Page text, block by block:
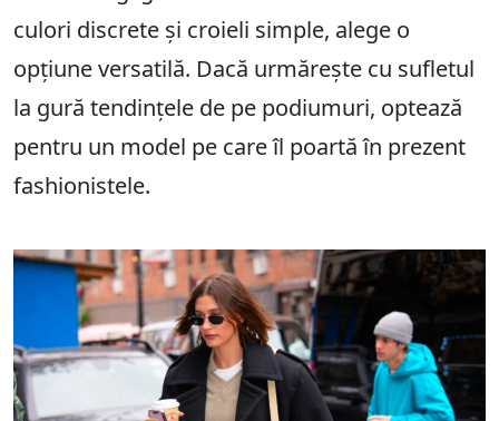
culori discrete și croieli simple, alege o
opțiune versatilă. Dacă urmărește cu sufletul
la gură tendințele de pe podiumuri, optează
pentru un model pe care îl poartă în prezent
fashionistele.